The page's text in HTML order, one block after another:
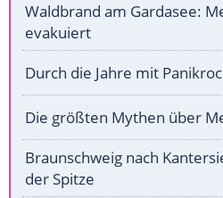
Waldbrand am Gardasee:
evakuiert
Durch die Jahre mit
Die größten Mythen über
Braunschweig nach
der Spitze